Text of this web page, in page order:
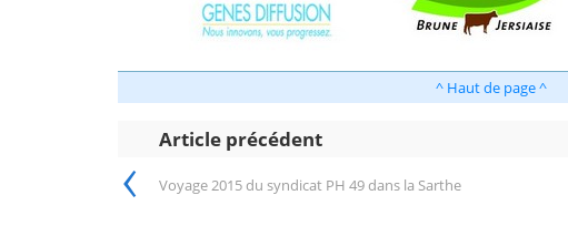
^ Haut de page ^
Article précédent
‹ Voyage 2015 du syndicat PH 49 dans la Sarthe